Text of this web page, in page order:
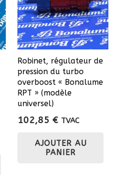
peuvent
être
choisies
sur
page
produit
Robinet, régulateur de
pression du turbo
overboost « Bonalume
RPT » (modèle
universel)
102,85 € TVAC
AJOUTER AU
PANIER